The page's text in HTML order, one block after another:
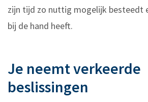
zijn tijd zo nuttig mogelijk besteedt
bij de hand heeft.
Je neemt verkeerde
beslissingen